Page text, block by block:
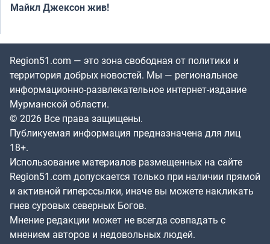
Майкл Джексон жив!
Region51.com — это зона свободная от политики и
территория добрых новостей. Мы — региональное
информационно-развлекательное интернет-издание
Мурманской области.
© 2026 Все права защищены.
Публикуемая информация предназначена для лиц
18+.
Использование материалов размещенных на сайте
Region51.com допускается только при наличии прямой
и активной гиперссылки, иначе вы можете накликать
гнев суровых северных Богов.
Мнение редакции может не всегда совпадать с
мнением авторов и недовольных людей.